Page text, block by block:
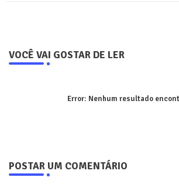
VOCÊ VAI GOSTAR DE LER
Error: Nenhum resultado
POSTAR UM COMENTÁRIO